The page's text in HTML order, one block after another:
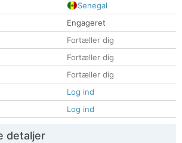
Senegal
Engageret
Fortæller dig
Fortæller dig
Fortæller dig
Log ind
Log ind
detaljer